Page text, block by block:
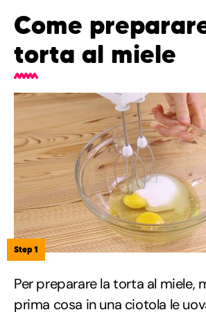
Come
torta al miele
Step 1
Per preparare la torta al miele,
prima cosa in una ciotola le